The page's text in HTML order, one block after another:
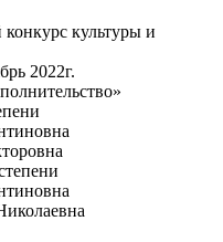
культуры и
2022г.